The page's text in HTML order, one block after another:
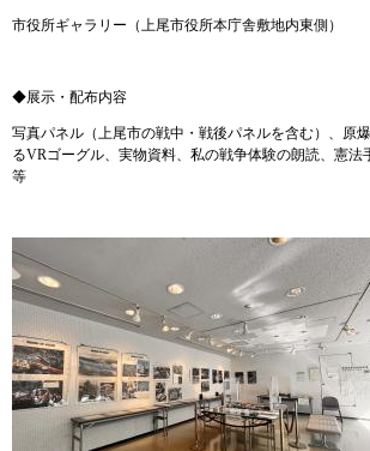
市役所ギャラリー（上尾市役所本庁舎敷地内東側）
◆展示・配布内容
写真パネル（上尾市の戦中・戦後パネルを含む）、原
るVRゴーグル、実物資料、私の戦争体験の朗読、憲
等